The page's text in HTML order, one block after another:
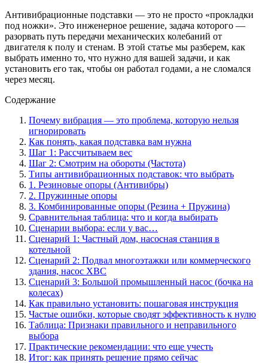
Антивибрационные подставки — это не просто «прокладки
под ножки». Это инженерное решение, задача которого —
разорвать путь передачи механических колебаний от
двигателя к полу и стенам. В этой статье мы разберем, как
выбрать именно то, что нужно для вашей задачи, и как
установить его так, чтобы он работал годами, а не сломался
через месяц.
Содержание
Почему вибрация — это проблема, которую нельзя
игнорировать
Как понять, какая подставка вам нужна
Шаг 1: Рассчитываем вес
Шаг 2: Смотрим на обороты (Частота)
Типы антивибрационных подставок: что выбрать
1. Резиновые опоры (Антивибры)
2. Пружинные опоры
3. Комбинированные опоры (Резина + Пружина)
Сравнительная таблица: что и когда выбирать
Сценарии выбора: если у вас…
Сценарий 1: Частный дом, насосная станция в
котельной
Сценарий 2: Подвал многоэтажки или коммерческого
здания, насос ХВС
Сценарий 3: Большой промышленный насос (бочка на
колесах)
Как правильно установить: пошаговая инструкция
Частые ошибки, которые сводят эффективность к нулю
Таблица: Признаки правильного и неправильного
выбора
Практические рекомендации: что еще учесть
Итог: как принять решение прямо сейчас